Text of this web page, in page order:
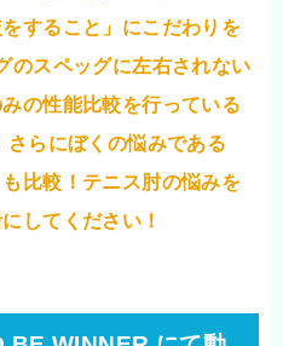
すること」にこだわりを
のスペッグに左右されない
の性能比較を行っている
らにぼくの悩みである
比較！テニス肘の悩みを
してください！